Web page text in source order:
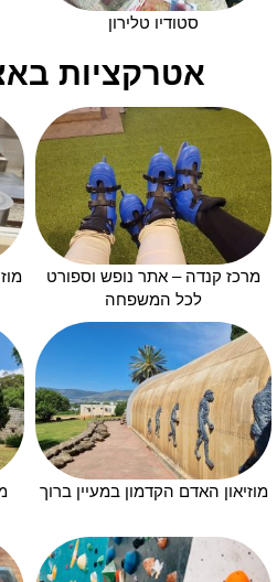
סטודיו טלירון
אטרקציות
מרכז קנדה – אתר נופש וספורט
לכל המשפחה
מוזיאון האדם הקדמון במעיין ברוך